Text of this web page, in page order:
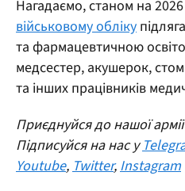
Нагадаємо, станом на
військовому обліку
та фармацевтичною
медсестер, акушерок,
та інших працівників
Приєднуйся до нашої
Підписуйся на нас у
Youtube,Twitter,Instagram